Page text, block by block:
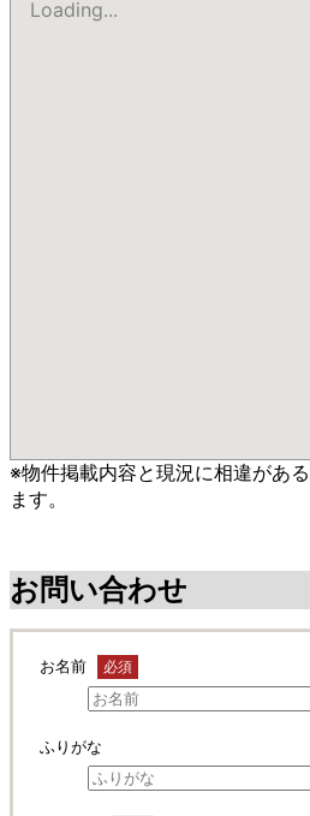
Loading...
※物件掲載内容と現況に相違があ
ます。
お問い合わせ
お名前 必須
ふりがな